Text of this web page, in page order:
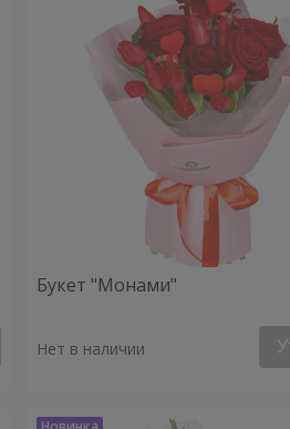
Букет "Монами"
Нет в наличии